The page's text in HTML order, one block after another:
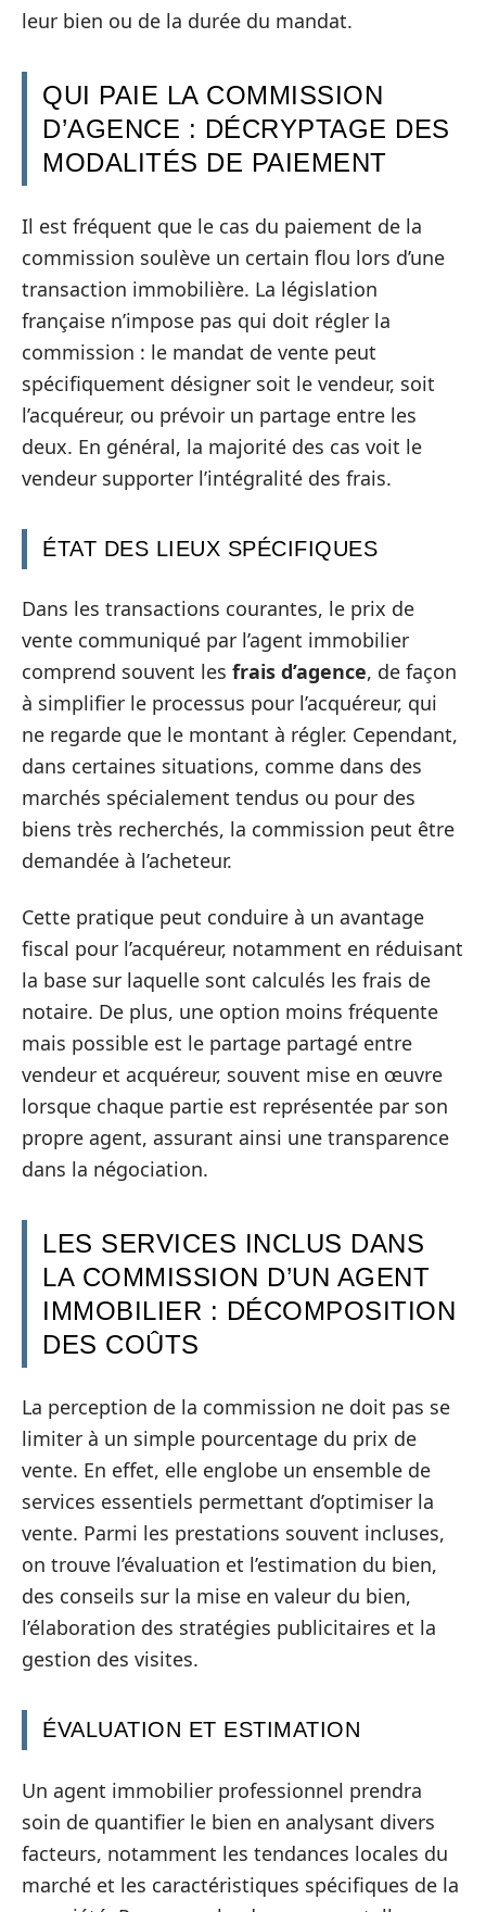
leur bien ou de la durée du mandat.
QUI PAIE LA COMMISSION
D’AGENCE : DÉCRYPTAGE DES
MODALITÉS DE PAIEMENT
Il est fréquent que le cas du paiement de la
commission soulève un certain flou lors d’une
transaction immobilière. La législation
française n’impose pas qui doit régler la
commission : le mandat de vente peut
spécifiquement désigner soit le vendeur, soit
l’acquéreur, ou prévoir un partage entre les
deux. En général, la majorité des cas voit le
vendeur supporter l’intégralité des frais.
ÉTAT DES LIEUX SPÉCIFIQUES
Dans les transactions courantes, le prix de
vente communiqué par l’agent immobilier
comprend souvent les frais d’agence, de façon
à simplifier le processus pour l’acquéreur, qui
ne regarde que le montant à régler. Cependant,
dans certaines situations, comme dans des
marchés spécialement tendus ou pour des
biens très recherchés, la commission peut être
demandée à l’acheteur.
Cette pratique peut conduire à un avantage
fiscal pour l’acquéreur, notamment en réduisant
la base sur laquelle sont calculés les frais de
notaire. De plus, une option moins fréquente
mais possible est le partage partagé entre
vendeur et acquéreur, souvent mise en œuvre
lorsque chaque partie est représentée par son
propre agent, assurant ainsi une transparence
dans la négociation.
LES SERVICES INCLUS DANS
LA COMMISSION D’UN AGENT
IMMOBILIER : DÉCOMPOSITION
DES COÛTS
La perception de la commission ne doit pas se
limiter à un simple pourcentage du prix de
vente. En effet, elle englobe un ensemble de
services essentiels permettant d’optimiser la
vente. Parmi les prestations souvent incluses,
on trouve l’évaluation et l’estimation du bien,
des conseils sur la mise en valeur du bien,
l’élaboration des stratégies publicitaires et la
gestion des visites.
ÉVALUATION ET ESTIMATION
Un agent immobilier professionnel prendra
soin de quantifier le bien en analysant divers
facteurs, notamment les tendances locales du
marché et les caractéristiques spécifiques de la